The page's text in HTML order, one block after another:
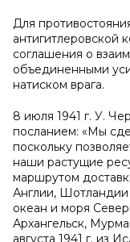
Для
антигитлеровской
соглашения о
объединенными
натиском врага.
8 июля 1941 г. У.
посланием: «Мы
поскольку
наши растущие
маршрутом
Англии, Шотландии
океан и моря
Архангельск,
августа 1941 г. из